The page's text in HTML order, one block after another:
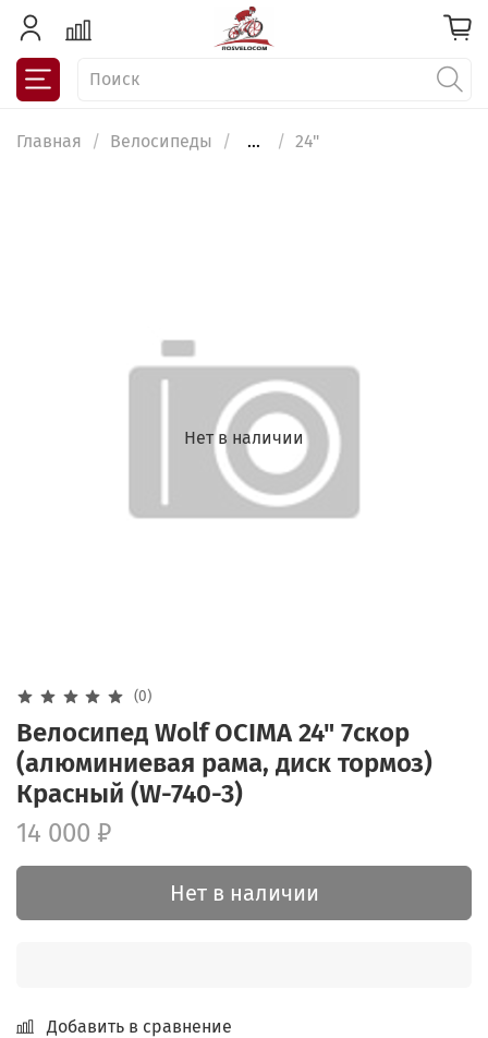
Главная Велосипеды ... 24"
Нет в наличии
(0)
Велосипед Wolf OCIMA 24" 7скор
(алюминиевая рама, диск тормоз)
Красный (W-740-3)
14 000 ₽
Нет в наличии
Добавить в сравнение